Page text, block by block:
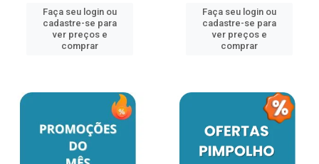
Faça seu login ou
cadastre-se para
ver preços e
comprar
Faça seu login ou
cadastre-se para
ver preços e
comprar